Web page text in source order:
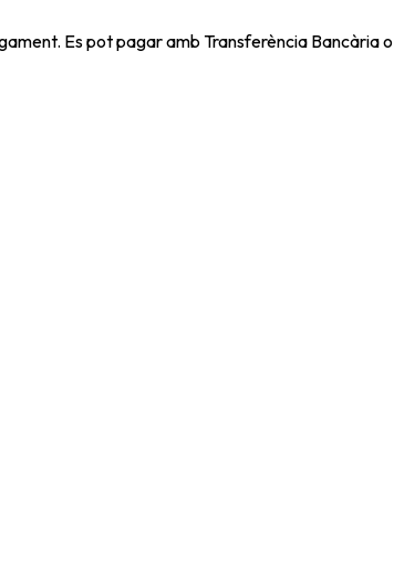
Es pot pagar amb Transferència Bancària